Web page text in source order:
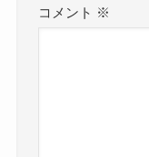
コメント ※